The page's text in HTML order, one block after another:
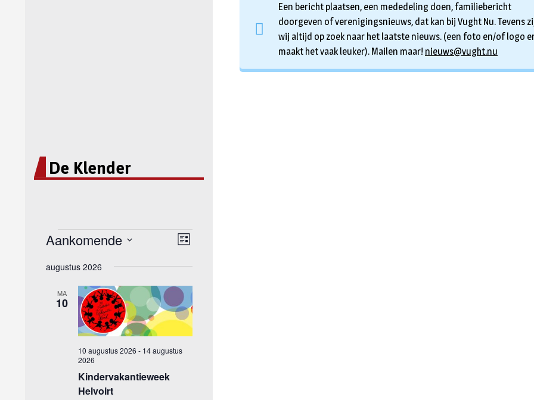
De Klender
Een bericht plaatsen, een mededeling doen, familiebericht
doorgeven of verenigingsnieuws, dat kan bij Vught Nu. Tevens
wij altijd op zoek naar het laatste nieuws. (een foto en/of logo
maakt het vaak leuker). Mailen maar! nieuws@vught.nu